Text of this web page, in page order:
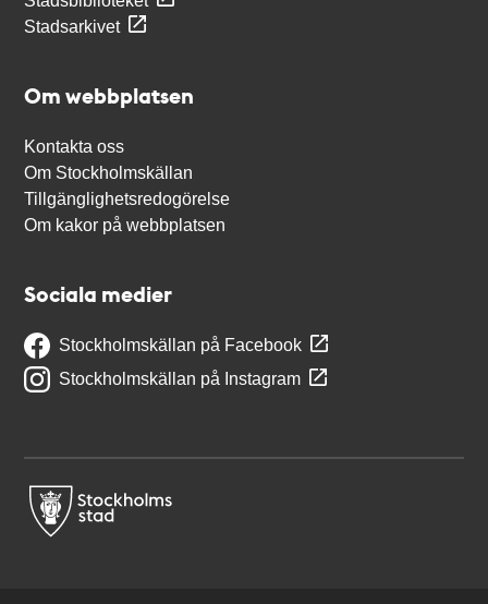
Stadsarkivet
Om webbplatsen
Kontakta oss
Om Stockholmskällan
Tillgänglighetsredogörelse
Om kakor på webbplatsen
Sociala medier
Stockholmskällan på Facebook
Stockholmskällan på Instagram